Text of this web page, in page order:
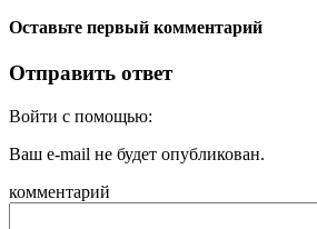
Оставьте первый комментарий
Отправить ответ
Войти с помощью:
Ваш e-mail не будет опубликован.
комментарий